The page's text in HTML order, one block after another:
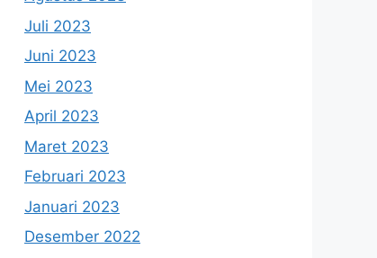
Juli 2023
Juni 2023
Mei 2023
April 2023
Maret 2023
Februari 2023
Januari 2023
Desember 2022